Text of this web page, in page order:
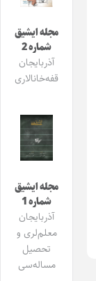
مجله ایشیق
شماره 2
آذربایجان
قفه‌خانالاری
مجله ایشیق
شماره 1
آذربایجان
معلم‌لری و
تحصیل
مساله‌سی